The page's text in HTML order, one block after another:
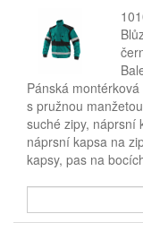
Pánská
s pružnou
suché zipy, náprsní
náprsní kapsa na
kapsy, pas na